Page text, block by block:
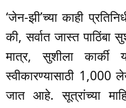
‘जेन-झी’च्या काही
की, सर्वात जास्त पाठिंबा
मात्र, सुशीला कार्की
स्वीकारण्यासाठी 1,000
जात आहे. सूत्रांच्या